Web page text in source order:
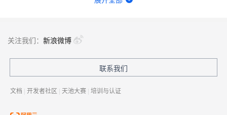
modelscope-funasr的服务阻塞，服务还在但请求不通。怎么解决？
怎么进行多级多卡分布式训练呢，官方有样例吗
关注我们： 新浪微博
联系我们
文档 | 开发者社区 | 天池大赛 | 培训与认证